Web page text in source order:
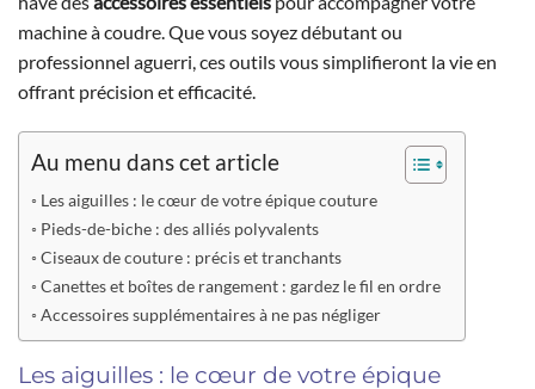
machine à coudre. Que vous soyez débutant ou
professionnel aguerri, ces outils vous simplifieront la vie en
offrant précision et efficacité.
Au menu dans cet article
Les aiguilles : le cœur de votre épique couture
Pieds-de-biche : des alliés polyvalents
Ciseaux de couture : précis et tranchants
Canettes et boîtes de rangement : gardez le fil en ordre
Accessoires supplémentaires à ne pas négliger
Les aiguilles : le cœur de votre épique